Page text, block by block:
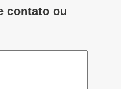
contato ou